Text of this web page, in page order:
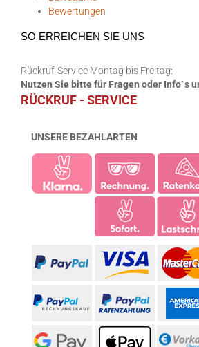
Bewertungen
SO ERREICHEN SIE UNS
Rückruf-Service Montag bis Freitag:
Nutzen Sie bitte für Fragen oder Info`s
RÜCKRUF - SERVICE
UNSERE BEZAHLARTEN